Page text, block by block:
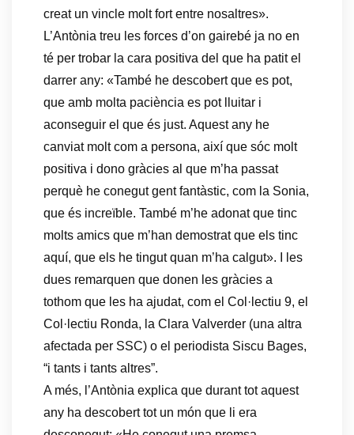
creat un vincle molt fort entre nosaltres».
L’Antònia treu les forces d’on gairebé ja no en
té per trobar la cara positiva del que ha patit el
darrer any: «També he descobert que es pot,
que amb molta paciència es pot lluitar i
aconseguir el que és just. Aquest any he
canviat molt com a persona, així que sóc molt
positiva i dono gràcies al que m’ha passat
perquè he conegut gent fantàstic, com la Sonia,
que és increïble. També m’he adonat que tinc
molts amics que m’han demostrat que els tinc
aquí, que els he tingut quan m’ha calgut». I les
dues remarquen que donen les gràcies a
tothom que les ha ajudat, com el Col·lectiu 9, el
Col·lectiu Ronda, la Clara Valverder (una altra
afectada per SSC) o el periodista Siscu Bages,
“i tants i tants altres”.
A més, l’Antònia explica que durant tot aquest
any ha descobert tot un món que li era